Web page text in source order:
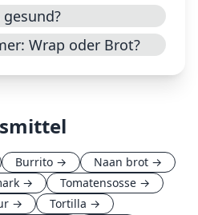
Wrap oder Brot?
Burrito → Naan brot →
→ Tomatensosse →
→ Tortilla →